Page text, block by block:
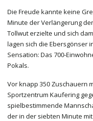
Die Freude kannte keine
Minute der Verlängerung
Tollwut erzielte und sich
lagen sich die Ebersgönser
Sensation: Das 700-
Pokals.
Vor knapp 350 Zuschauern
Sportzentrum Kaufering
spielbestimmende
der in der siebten Minute